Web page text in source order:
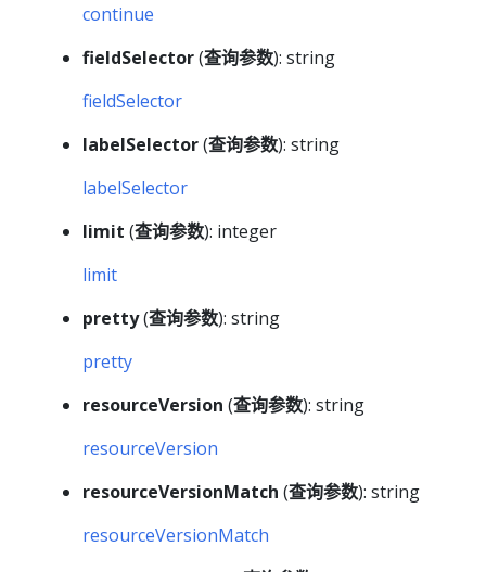
continue
fieldSelector(查询参数): string
fieldSelector
labelSelector(查询参数): string
labelSelector
limit (查询参数): integer
limit
pretty(查询参数): string
pretty
resourceVersion (查询参数): string
resourceVersion
resourceVersionMatch (查询参数): string
resourceVersionMatch